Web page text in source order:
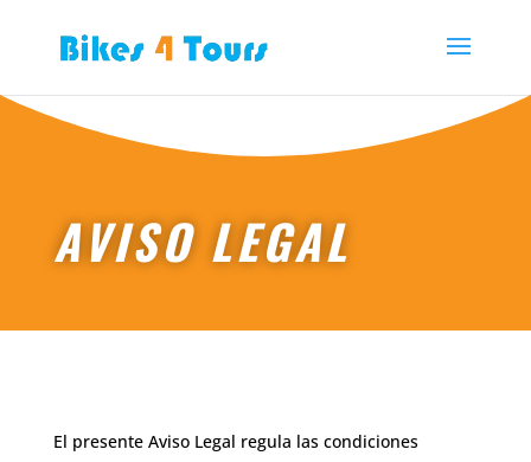
AVISO LEGAL
El presente Aviso Legal regula las condiciones